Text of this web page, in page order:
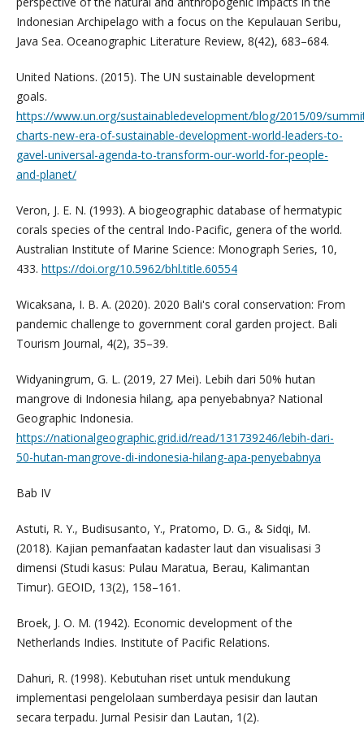
Indonesian Archipelago with a focus on the Kepulauan Seribu,
Java Sea. Oceanographic Literature Review, 8(42), 683–684.
United Nations. (2015). The UN sustainable development
goals.
https://www.un.org/sustainabledevelopment/blog/2015/09/
charts-new-era-of-sustainable-development-world-leaders-to-
gavel-universal-agenda-to-transform-our-world-for-people-
and-planet/
Veron, J. E. N. (1993). A biogeographic database of hermatypic
corals species of the central Indo-Pacific, genera of the world.
Australian Institute of Marine Science: Monograph Series, 10,
433. https://doi.org/10.5962/bhl.title.60554
Wicaksana, I. B. A. (2020). 2020 Bali's coral conservation: From
pandemic challenge to government coral garden project. Bali
Tourism Journal, 4(2), 35–39.
Widyaningrum, G. L. (2019, 27 Mei). Lebih dari 50% hutan
mangrove di Indonesia hilang, apa penyebabnya? National
Geographic Indonesia.
https://nationalgeographic.grid.id/read/131739246/lebih-dari-
50-hutan-mangrove-di-indonesia-hilang-apa-penyebabnya
Bab IV
Astuti, R. Y., Budisusanto, Y., Pratomo, D. G., & Sidqi, M.
(2018). Kajian pemanfaatan kadaster laut dan visualisasi 3
dimensi (Studi kasus: Pulau Maratua, Berau, Kalimantan
Timur). GEOID, 13(2), 158–161.
Broek, J. O. M. (1942). Economic development of the
Netherlands Indies. Institute of Pacific Relations.
Dahuri, R. (1998). Kebutuhan riset untuk mendukung
implementasi pengelolaan sumberdaya pesisir dan lautan
secara terpadu. Jurnal Pesisir dan Lautan, 1(2).